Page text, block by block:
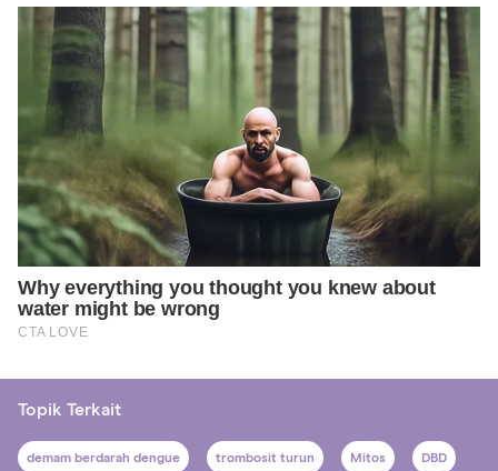
Topik Terkait
demam berdarah dengue trombosit turun Mitos DBD